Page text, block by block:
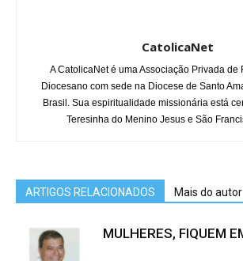
CatolicaNet
A CatolicaNet é uma Associação Privada de
Diocesano com sede na Diocese de Santo
Brasil. Sua espiritualidade missionária está
Teresinha do Menino Jesus e São
ARTIGOS RELACIONADOS Mais do autor
MULHERES, FIQUEM